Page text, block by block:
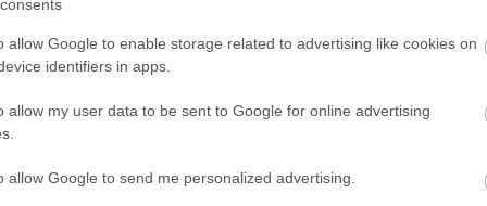
allow Google to enable storage related to advertising like cookies on
identifiers in apps.
allow my user data to be sent to Google for online advertising
allow Google to send me personalized advertising.
Foto: canadastock / Shutterstock
dvoch ikonických miestach, kde si radi robia
z roku 1770 a pri tradičnej drevenej